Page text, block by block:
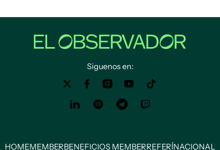
Siguenos en:
HOMEMEMBERBENEFICIOS MEMBERREFERÍNACIONAL